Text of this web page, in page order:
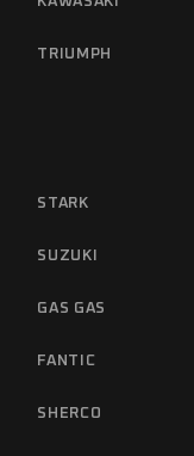
TRIUMPH
STARK
SUZUKI
GAS GAS
FANTIC
SHERCO